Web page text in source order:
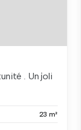
. Un joli
23 m²